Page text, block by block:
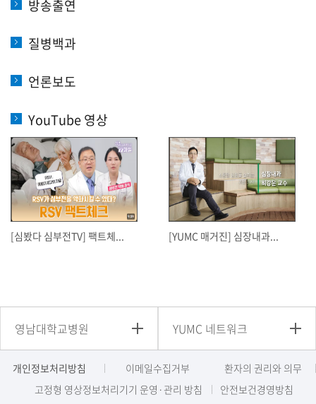
방송출연
질병백과
언론보도
YouTube 영상
[심봤다 심부전TV] 팩트체... [YUMC 매거진] 심장내과...
영남대학교병원 YUMC 네트워크
개인정보처리방침 이메일수집거부
환자의 권리와 의무
고정형 영상정보처리기기 운영·관리 방침
안전보건경영방침